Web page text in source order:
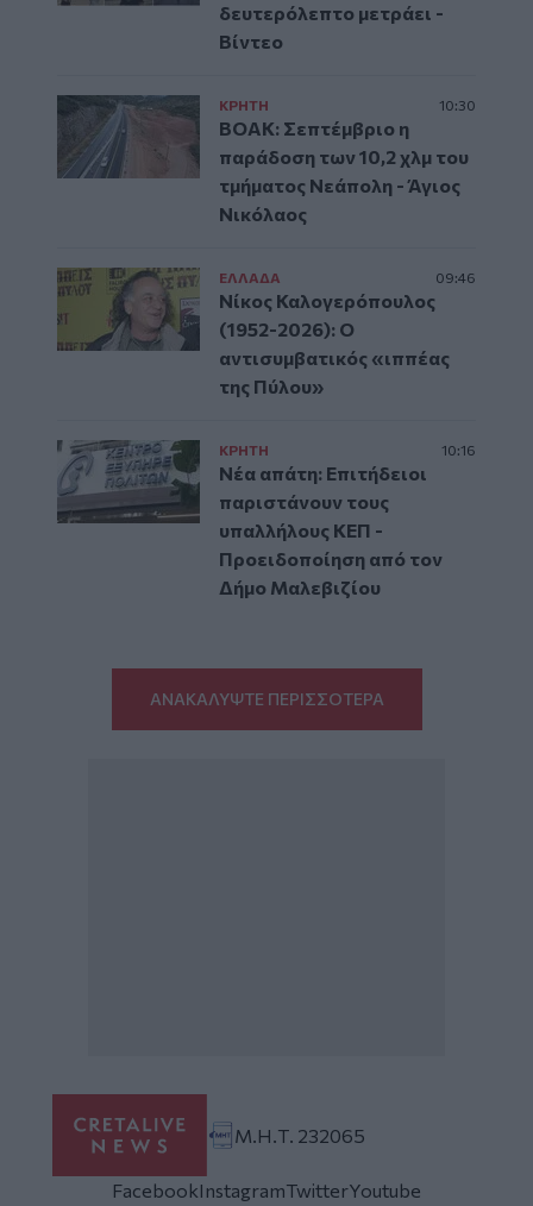
δευτερόλεπτο μετράει -
Βίντεο
ΚΡΗΤΗ 10:30
ΒΟΑΚ: Σεπτέμβριο η
παράδοση των 10,2 χλμ του
τμήματος Νεάπολη - Άγιος
Νικόλαος
ΕΛΛAΔΑ 09:46
Νίκος Καλογερόπουλος
(1952-2026): O
αντισυμβατικός «ιππέας
της Πύλου»
ΚΡΗΤΗ 10:16
Νέα απάτη: Επιτήδειοι
παριστάνουν τους
υπαλλήλους ΚΕΠ -
Προειδοποίηση από τον
Δήμο Μαλεβιζίου
ΑΝΑΚΑΛΥΨΤΕ ΠΕΡΙΣΣΟΤΕΡΑ
Μ.Η.Τ. 232065
FacebookInstagramTwitterYoutube